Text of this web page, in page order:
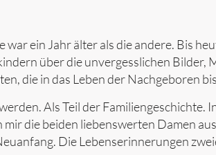
ein Jahr älter als die andere. Bis
über die unvergesslichen Bilder,
die in das Leben der Nachgeboren
Als Teil der Familiengeschichte.
die beiden liebenswerten Damen
Die Lebenserinnerungen